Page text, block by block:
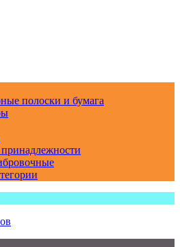
полоски и бумага